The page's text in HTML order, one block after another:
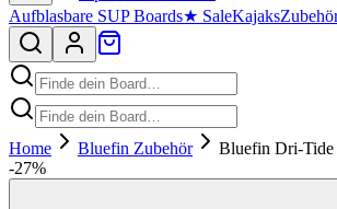
Aufblasbare SUP Boards★ SaleKajaks
Home Bluefin Zubehör
Bluefin Dri-Tide
-27%